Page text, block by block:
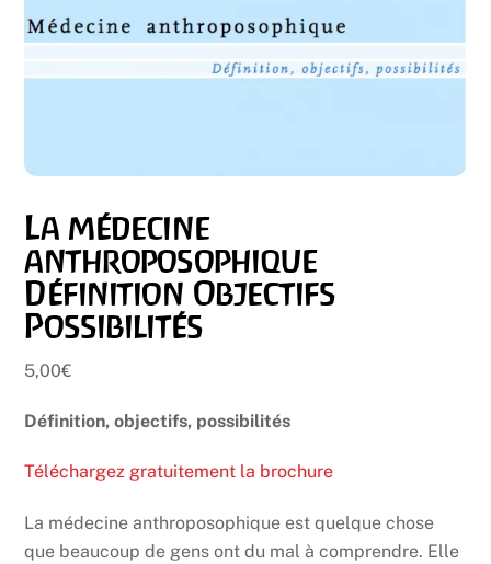
La médecine
anthroposophique
Définition Objectifs
Possibilités
5,00€
Définition, objectifs, possibilités
Téléchargez gratuitement la brochure
La médecine anthroposophique est quelque chose
que beaucoup de gens ont du mal à comprendre. Elle